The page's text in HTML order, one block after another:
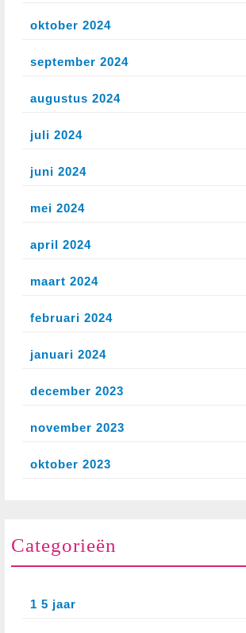
oktober 2024
september 2024
augustus 2024
juli 2024
juni 2024
mei 2024
april 2024
maart 2024
februari 2024
januari 2024
december 2023
november 2023
oktober 2023
Categorieën
1 5 jaar